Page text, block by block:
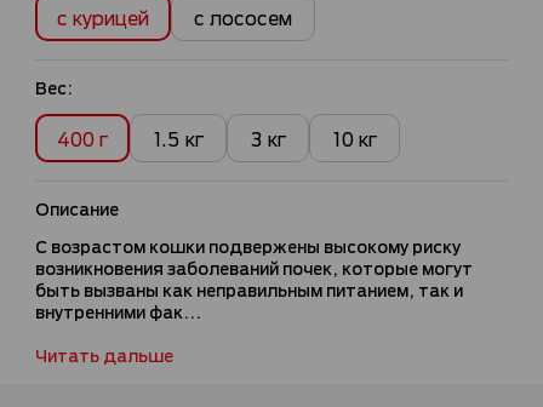
с курицей с лососем
Вес:
400 г 1.5 кг 3 кг 10 кг
Описание
С возрастом кошки подвержены высокому риску
возникновения заболеваний почек, которые могут
быть вызваны как неправильным питанием, так и
внутренними фак...
Читать дальше